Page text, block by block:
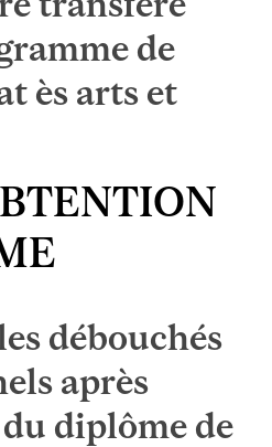
de
ès arts et
débouchés
après
diplôme de